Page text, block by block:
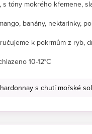
s tóny mokrého křemene,
banány, nektarinky,
k pokrmům z ryb,
10-12°C
s chutí mořské